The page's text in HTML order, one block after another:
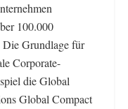
100.000
Die Grundlage für
Corporate-
die Global
Global Compact